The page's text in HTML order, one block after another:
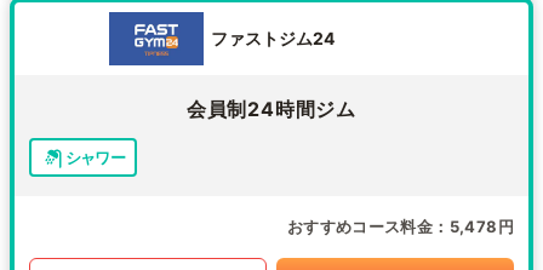
ファストジム24
会員制24時間ジム
シャワー
おすすめコース料金 5,478円